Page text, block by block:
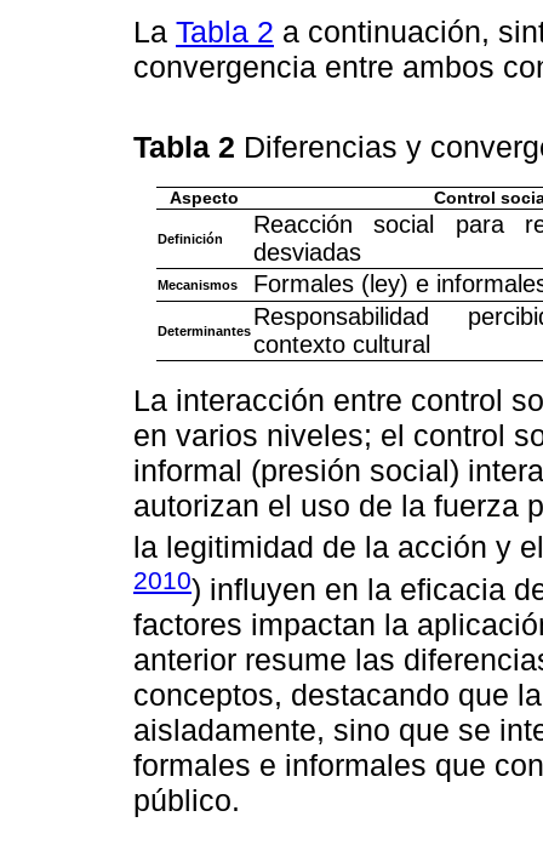
La Tabla 2 a continuación,
convergencia entre ambos
Tabla 2 Diferencias y
Aspecto Control
Definición
Reacción social para
desviadas
Mecanismos Formales (ley) e
Determinantes
Responsabilidad
contexto cultural
La interacción entre control
en varios niveles; el control
informal (presión social)
autorizan el uso de la fuerza
la legitimidad de la acción y
2010) influyen en la eficacia
factores impactan la
anterior resume las
conceptos, destacando que
aisladamente, sino que se
formales e informales que
público.